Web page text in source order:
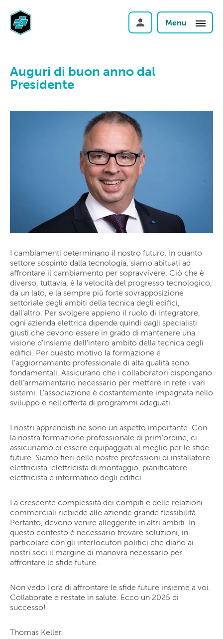
Menu
Auguri di buon anno dal
Presidente
I cambiamenti determinano il nostro futuro. In quanto
settore sospinto dalla tecnologia, siamo abituati ad
affrontare il cambiamento per sopravvivere. Ciò che è
diverso, tuttavia, è la velocità del progresso tecnologico,
da un lato, e la sempre più forte sovrapposizione
settoriale degli ambiti della tecnica degli edifici,
dall'altro. Per svolgere appieno il ruolo di integratore,
ogni azienda elettrica dipende quindi dagli specialisti
giusti che devono essere in grado di mantenere una
visione d'insieme dell'intero ambito della tecnica degli
edifici. Per questo motivo la formazione e
l'aggiornamento professionale di alta qualità sono
fondamentali. Assicurano che i collaboratori dispongano
dell’armamentario necessario per mettere in rete i vari
sistemi. L'associazione è costantemente impegnata nello
sviluppo e nell'offerta di programmi adeguati.
I nostri apprendisti ne sono un aspetto importante. Con
la nostra formazione professionale di prim'ordine, ci
assicuriamo di essere equipaggiati al meglio per le sfide
future. Siamo fieri delle nostre professioni di installatore
elettricista, elettricista di montaggio, pianificatore
elettricista e informatico degli edifici.
La crescente complessità dei compiti e delle relazioni
commerciali richiede alle aziende grande flessibilità.
Pertanto, devono venire alleggerite in altri ambiti. In
questo contesto è necessario trovare soluzioni, in
particolare con gli interlocutori politici che diano ai
nostri soci il margine di manovra necessario per
affrontare le sfide future.
Non vedo l'ora di affrontare le sfide future insieme a voi.
Collaborate e restate in salute. Ecco un 2025 di
successo!
Thomas Keller